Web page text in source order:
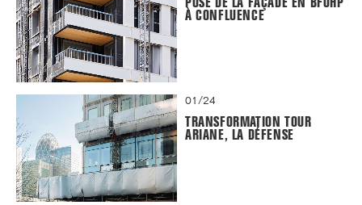
À CONFLUENCE
01/24
TRANSFORMATION TOUR
ARIANE, LA DÉFENSE